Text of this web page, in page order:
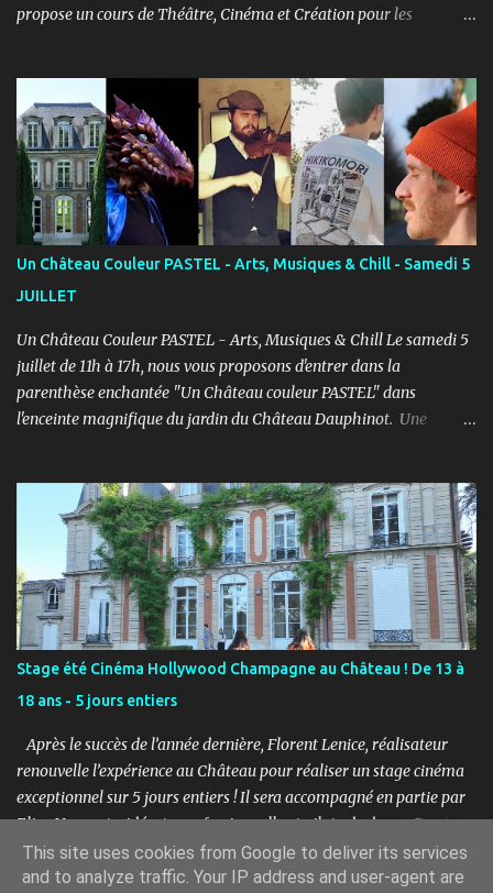
propose un cours de Théâtre, Cinéma et Création pour les
d’élèves au Studio PASTEL anciennement, le Cours PASTEL revient
à la Maison de la Vie Associative dans une salle de 150m2 pour
pratiquer confortablement avec des élèves passionnés et curieux
d’apprendre. COURS ENFANTS Notre volonté : permettre
l'épanouissement de l'enfant à travers cet art, qu'il puisse s'exprimer
et prendre confiance en lui en prenant du plaisir dans un cadre
bienveillant. PROGRAMME ENFANTS : Pendant le 1er semestre, les
enfants découvriront le jeu d’acteur théâtre et cinéma à travers des
exercices d’improvisation, émotionnels, de concentration, d’écoute,
d...
Un Château Couleur PASTEL - Arts, Musiques & Chill - Samedi 5
JUILLET
Un Château Couleur PASTEL - Arts, Musiques & Chill Le samedi 5
juillet de 11h à 17h, nous vous proposons d'entrer dans la
parenthèse enchantée "Un Château couleur PASTEL" dans
l'enceinte magnifique du jardin du Château Dauphinot. Une
PUBLIC “Saxo et la forêt de Memoria” - Conte théâtral
merveilleux 12h à 14h : Concert Pique-Nique “SWING” avec Léo
Mathieu et Rémi Costa - Jazz manouche, reprises internationales
11h à 17h : Marché artistique avec : LES CROQUEUZES, RUCKAS
STUDIO, LGM-1, CAPUCINE FERTÉ, La Musique et les Mots /
Aurélie Pattier et LES PETITS PIEDS. 12h à 17h : Atelier de
présentation et initiation à la sérigraphie avec Ruckas Studio.
Atelier Croquis avec les Croqueuzes pour repartir avec une autre
version de vous-même. 14h à 15h45 : Shooting photos avec Florent
Lenice 16h à 17h : Concert Goûter avec ViKtor avec un K - Musiq...
Stage été Cinéma Hollywood Champagne au Château ! De 13 à
18 ans - 5 jours entiers
Après le succès de l’année dernière, Florent Lenice, réalisateur
renouvelle l’expérience au Château pour réaliser un stage cinéma
exceptionnel sur 5 jours entiers ! Il sera accompagné en partie par
Elisa Nogaret, vidéaste professionnelle et pilote de drone. Pendant
la semaine, les jeunes pourront approfondir le jeu d’acteur, écrire
un scénario, s'essayer au doublage de voix, créer des effets spéciaux
This site uses cookies from Google to deliver its services
and to analyze traffic. Your IP address and user-agent are